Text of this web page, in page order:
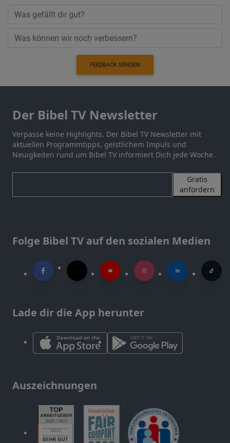
FEEDBACK SENDEN
Der Bibel TV Newsletter
Verpasse keine Highlights. Der Bibel TV Newsletter mit
aktuellen Programmtipps, geistlichem Impuls und
Neuigkeiten rund um Bibel TV informiert Dich jede Woche.
Gratis
anfordern
Folge Bibel TV auf den sozialen Medien
Lade dir die App herunter
Auszeichnungen